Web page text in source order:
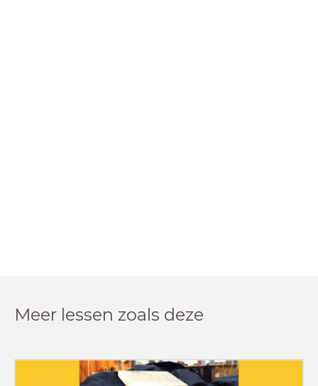
Meer lessen zoals deze